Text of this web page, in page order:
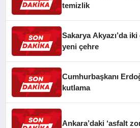
temizlik
Sakarya Akyazı’da
yeni çehre
Cumhurbaşkanı
kutlama
Ankara’daki ‘asfalt